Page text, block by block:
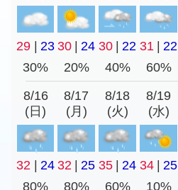
29 | 23 30 | 24 30 | 22 31 | 22
30%
20% 40% 60%
8/16
(日)
8/17
(月)
8/18
(火)
8/19
(水)
32 | 24 32 | 25 35 | 24 34 | 25
80%
80% 60% 10%